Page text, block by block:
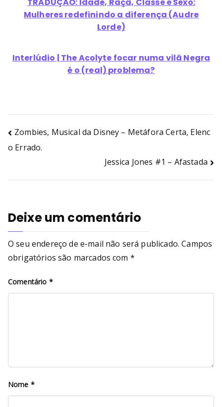
Mulheres redefinindo a diferença (Audre
Lorde)
Interlúdio | The Acolyte focar numa vilã Negra
é o (real) problema?
Zombies, Musical da Disney – Metáfora Certa, Elenc
o Errado.
Jessica Jones #1 – Afastada
Deixe um comentário
O seu endereço de e-mail não será publicado. Campos
obrigatórios são marcados com *
Comentário *
Nome *